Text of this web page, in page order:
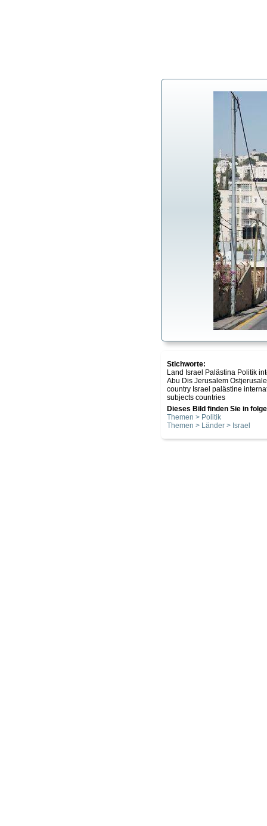
Stichworte:
Land Israel Palästina Politik
Abu Dis Jerusalem
country Israel palästine
subjects countries
Dieses Bild finden Sie in
Themen > Politik
Themen > Länder > Israel